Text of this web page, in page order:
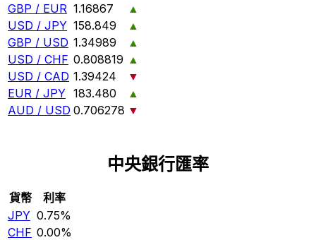
GBP / EUR 1.16867
▲
USD / JPY 158.849
▲
GBP / USD 1.34989
▲
USD / CHF 0.808819 ▲
USD / CAD 1.39424
▼
EUR / JPY 183.480
▲
AUD / USD 0.706278 ▼
中央銀行匯率
貨幣
利率
JPY 0.75%
CHF 0.00%